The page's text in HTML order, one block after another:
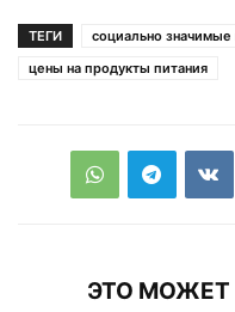
ТЕГИ
социально
цены на продукты питания
ЭТО МОЖЕТ